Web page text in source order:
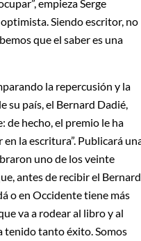
empieza Serge
Siendo escritor, no
que el saber es una
la repercusión y la
país, el Bernard Dadié,
de hecho, el premio le ha
la escritura”. Publicará
uno de los veinte
antes de recibir el Bernard
o en Occidente tiene más
va a rodear al libro y al
tenido tanto éxito. Somos